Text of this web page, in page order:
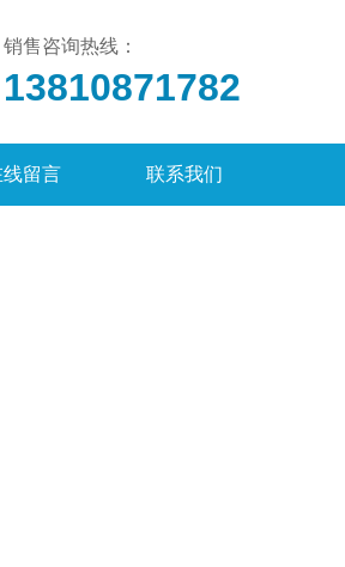
销售咨询热线：
13810871782
线留言 联系我们